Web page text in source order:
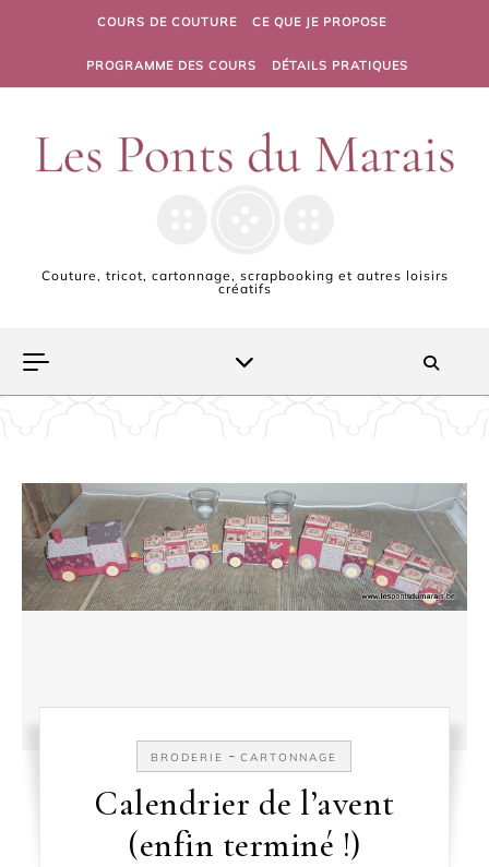
Skip to contentCOURS DE COUTURE CE QUE JE PROPOSE
PROGRAMME DES COURS DÉTAILS PRATIQUES
Couture, tricot, cartonnage, scrapbooking et autres loisirs
créatifs
BRODERIE -CARTONNAGE
Calendrier de l’avent
(enfin terminé !)